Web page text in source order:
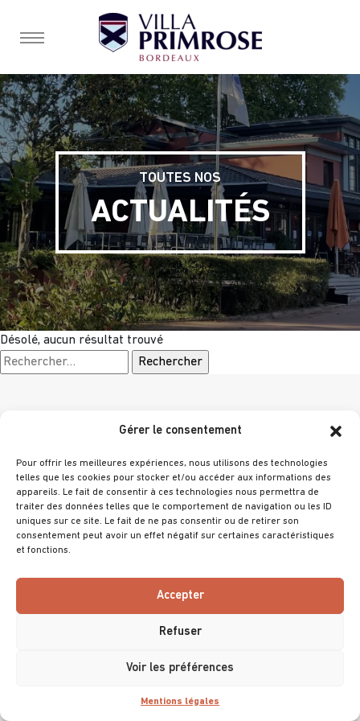
Gérer le consentement
Pour offrir les meilleures expériences, nous utilisons des technologies
telles que les cookies pour stocker et/ou accéder aux informations des
appareils. Le fait de consentir à ces technologies nous permettra de
traiter des données telles que le comportement de navigation ou les ID
uniques sur ce site. Le fait de ne pas consentir ou de retirer son
consentement peut avoir un effet négatif sur certaines caractéristiques
et fonctions.
Accepter
Refuser
Voir les préférences
Mentions légales
TOUTES NOS
ACTUALITÉS
Désolé, aucun résultat trouvé
Rechercher :
Tous droits réservés